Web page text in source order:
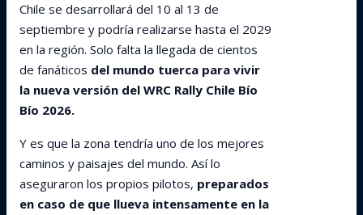
Chile se desarrollará del 10 al 13 de
septiembre y podría realizarse hasta el 2029
en la región. Solo falta la llegada de cientos
de fanáticos del mundo tuerca para vivir
la nueva versión del WRC Rally Chile Bío
Bío 2026.
Y es que la zona tendría uno de los mejores
caminos y paisajes del mundo. Así lo
aseguraron los propios pilotos, preparados
en caso de que llueva intensamente en la